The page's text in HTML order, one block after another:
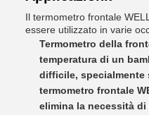
Il termometro frontale
essere utilizzato in varie
Termometro della
temperatura di un
difficile, specialmente
termometro frontale
elimina la necessità